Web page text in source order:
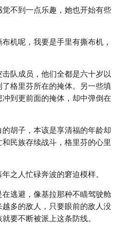
不到一点乐趣，她也开始有些
机呢，我要是手里有撕布机，
队成员，他们全都是六十岁以
格里芬所在的掩体。另一些填
到更前面的掩体，却中弹倒在
胡子，本该是享清福的年龄却
民族存续战斗，格里芬的心里
之人忙碌奔波的窘迫模样。
逃避，像基拉那种不瞄驾驶舱
多的敌人，只要眼前的敌人没
要不断被派上这条防线。